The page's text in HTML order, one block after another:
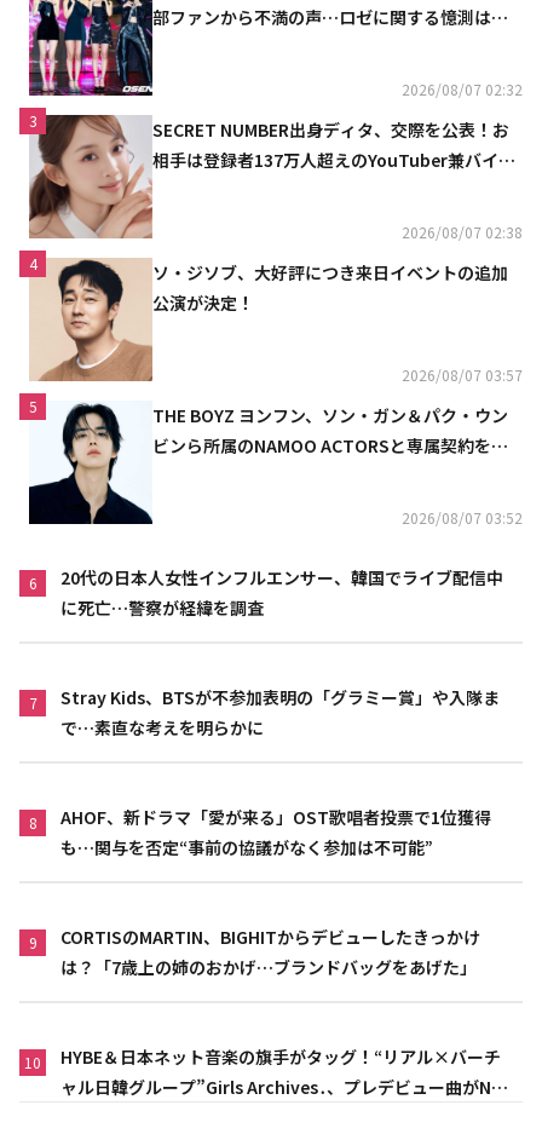
部ファンから不満の声…ロゼに関する憶測は否
2026/08/07 02:32
3
SECRET NUMBER出身ディタ、交際を公表！お
相手は登録者137万人超えのYouTuber兼バイオ
2026/08/07 02:38
4
ソ・ジソブ、大好評につき来日イベントの追加
公演が決定！
2026/08/07 03:57
5
THE BOYZ ヨンフン、ソン・ガン＆パク・ウン
ビンら所属のNAMOO ACTORSと専属契約を締
2026/08/07 03:52
6
20代の日本人女性インフルエンサー、韓国でライブ配信中
に死亡…警察が経緯を調査
7
Stray Kids、BTSが不参加表明の「グラミー賞」や入隊ま
で…素直な考えを明らかに
8
AHOF、新ドラマ「愛が来る」OST歌唱者投票で1位獲得
も…関与を否定“事前の協議がなく参加は不可能”
9
CORTISのMARTIN、BIGHITからデビューしたきっかけ
は？「7歳上の姉のおかげ…ブランドバッグをあげた」
10
HYBE＆日本ネット音楽の旗手がタッグ！“リアル×バーチ
ャル日韓グループ”Girls Archives․、プレデビュー曲がNet